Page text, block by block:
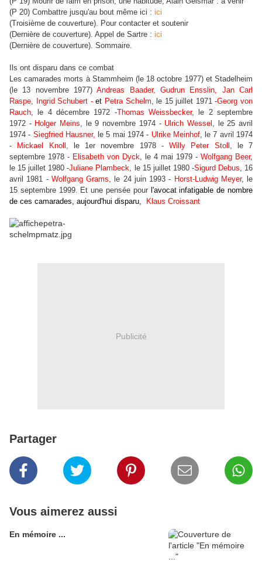
(P 20) Combattre jusqu'au bout même ici : ici
(Troisième de couverture). Pour contacter et soutenir
(Dernière de couverture). Appel de Sartre : ici
(Dernière de couverture). Sommaire.
Ils ont disparu dans ce combat
Les camarades morts à Stammheim (le 18 octobre 1977) et Stadelheim
(le 13 novembre 1977)Andreas Baader, Gudrun Ensslin, Jan Carl
Raspe, Ingrid Schubert - et Petra Schelm, le 15 juillet 1971 -Georg von
Rauch, le 4 décembre 1972 -Thomas Weissbecker, le 2 septembre
1972 - Holger Meins, le 9 novembre 1974 - Ulrich Wessel , le 25 avril
1974 - Siegfried Hausner, le 5 mai 1974 - Ulrike Meinhof, le 7 avril 1974
-
Mickael Knoll, le 1er novembre 1978 - Willy Peter Stoll , le 7
septembre 1978 - Elisabeth von Dyck, le 4 mai 1979 - Wolfgang Beer,
le 15 juillet 1980 -Juliane Plambeck, le 15 juillet 1980 -Sigurd Debus, 16
avril 1981 - Wolfgang Grams, le 24 juin 1993 - Horst-Ludwig Meyer, le
15 septembre 1999. Et une pensée pour l'avocat infatigable de nombre
de ces camarades, aujourd'hui disparu,
Klaus Croissant
Publicité
Partager
Vous aimerez aussi
En mémoire ...